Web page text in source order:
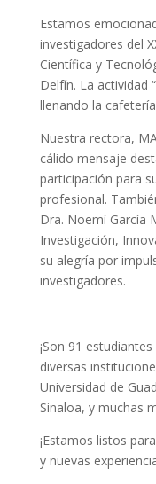
Estamos
investigadores del
Científica y
Delfín. La actividad
llenando la
Nuestra rectora,
cálido mensaje
participación para
profesional.
Dra. Noemí García
Investigación,
su alegría por
investigadores.
¡Son 91
diversas
Universidad de
Sinaloa, y muchas
¡Estamos listos
y nuevas